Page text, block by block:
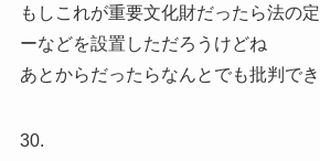
もしこれが重要文化財だったら法の
ーなどを設置しただろうけどね
あとからだったらなんとでも批判で
30.